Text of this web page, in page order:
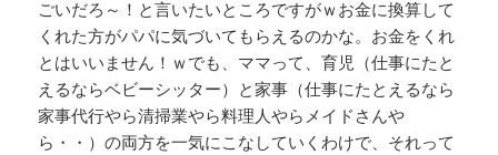
ごいだろ～！と言いたいところですがｗお金に換算して
くれた方がパパに気づいてもらえるのかな。お金をくれ
とはいいません！ｗでも、ママって、育児（仕事にたと
えるならベビーシッター）と家事（仕事にたとえるなら
家事代行やら清掃業やら料理人やらメイドさんや
ら・・）の両方を一気にこなしていくわけで、それって